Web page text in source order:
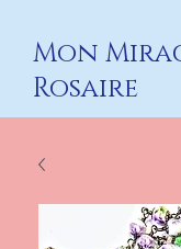
Mon
Rosaire